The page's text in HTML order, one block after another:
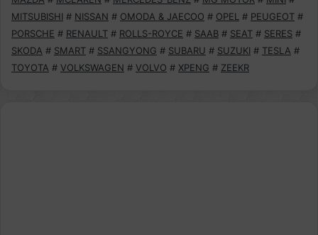
MITSUBISHI # NISSAN # OMODA & JAECOO # OPEL # PEUGEOT #
PORSCHE # RENAULT # ROLLS-ROYCE # SAAB # SEAT # SERES #
SKODA # SMART # SSANGYONG # SUBARU # SUZUKI # TESLA #
TOYOTA # VOLKSWAGEN # VOLVO # XPENG # ZEEKR